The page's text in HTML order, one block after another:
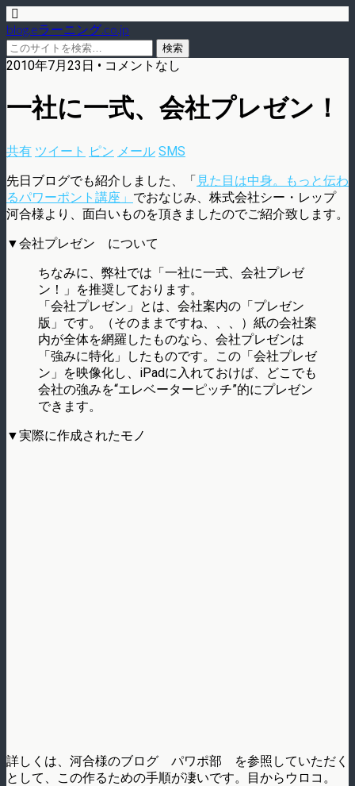
blog.eラーニング.co.jp
2010年7月23日 • コメントなし
一社に一式、会社プレゼン！
共有 ツイート ピン メール SMS
先日ブログでも紹介しました、「 見た目は中身。もっと伝わ
るパワーポント講座」 でおなじみ、株式会社シー・レップ
河合様より、面白いものを頂きましたのでご紹介致します。
▼会社プレゼン について
ちなみに、弊社では「一社に一式、会社プレゼ
ン！」を推奨しております。
「会社プレゼン」とは、会社案内の「プレゼン
版」です。（そのままですね、、、）紙の会社案
内が全体を網羅したものなら、会社プレゼンは
「強みに特化」したものです。この「会社プレゼ
ン」を映像化し、iPadに入れておけば、どこでも
会社の強みを“エレベーターピッチ”的にプレゼン
できます。
▼実際に作成されたモノ
詳しくは、河合様のブログ パワポ部 を参照していただく
として、この作るための手順が凄いです。目からウロコ。